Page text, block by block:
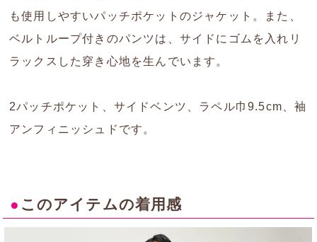
も使用しやすいパッチポケットのジャケット。また、
ベルトループ付きのパンツは、サイドにゴムを入れリ
ラックスした穿き心地を生んでいます。
2パッチポケット、サイドベンツ、ラペル巾9.5cm、袖
アンフィニッシュドです。
● このアイテムの着用感